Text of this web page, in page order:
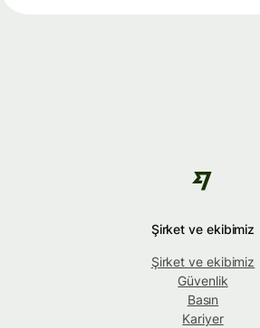
Şirket ve ekibimiz
Şirket ve ekibimiz
Güvenlik
Basın
Kariyer